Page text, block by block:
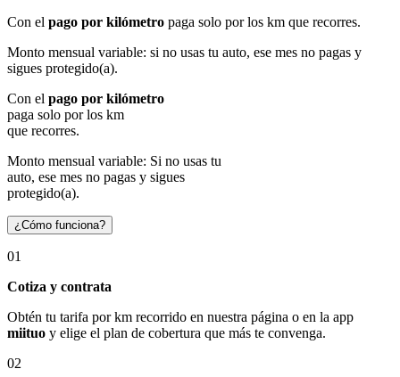
Con el pago por kilómetro paga solo por los km que recorres.
Monto mensual variable: si no usas tu auto, ese mes no pagas y
sigues protegido(a).
Con el pago por kilómetro
paga solo por los km
que recorres.
Monto mensual variable: Si no usas tu
auto, ese mes no pagas y sigues
protegido(a).
¿Cómo funciona?
01
Cotiza y contrata
Obtén tu tarifa por km recorrido en nuestra página o en la app
miituo y elige el plan de cobertura que más te convenga.
02